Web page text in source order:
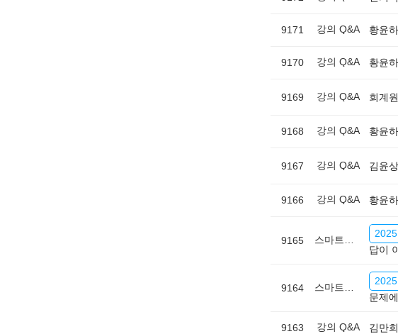
9171 강의 Q&A 황윤
9170 강의 Q&A 황윤
9169 강의 Q&A 회계
9168 강의 Q&A 황윤
9167 강의 Q&A
9166 강의 Q&A 황윤
9165
답이
9164
문제
9163 강의 Q&A 김만